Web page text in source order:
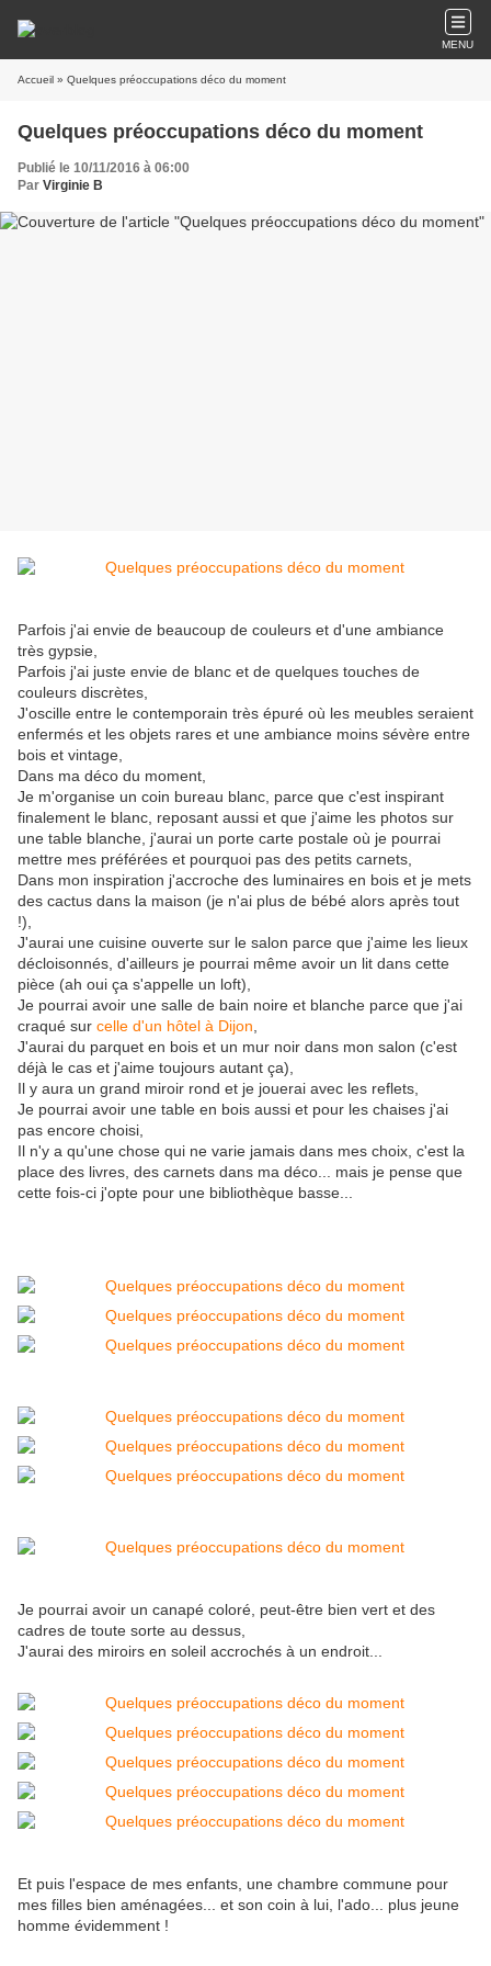
MENU
Accueil » Quelques préoccupations déco du moment
Quelques préoccupations déco du moment
Publié le 10/11/2016 à 06:00
Par Virginie B
Parfois j'ai envie de beaucoup de couleurs et d'une ambiance
très gypsie,
Parfois j'ai juste envie de blanc et de quelques touches de
couleurs discrètes,
J'oscille entre le contemporain très épuré où les meubles seraient
enfermés et les objets rares et une ambiance moins sévère entre
bois et vintage,
Dans ma déco du moment,
Je m'organise un coin bureau blanc, parce que c'est inspirant
finalement le blanc, reposant aussi et que j'aime les photos sur
une table blanche, j'aurai un porte carte postale où je pourrai
mettre mes préférées et pourquoi pas des petits carnets,
Dans mon inspiration j'accroche des luminaires en bois et je mets
des cactus dans la maison (je n'ai plus de bébé alors après tout
!),
J'aurai une cuisine ouverte sur le salon parce que j'aime les lieux
décloisonnés, d'ailleurs je pourrai même avoir un lit dans cette
pièce (ah oui ça s'appelle un loft),
Je pourrai avoir une salle de bain noire et blanche parce que j'ai
craqué sur celle d'un hôtel à Dijon
J'aurai du parquet en bois et un mur noir dans mon salon (c'est
déjà le cas et j'aime toujours autant ça),
Il y aura un grand miroir rond et je jouerai avec les reflets,
Je pourrai avoir une table en bois aussi et pour les chaises j'ai
pas encore choisi,
Il n'y a qu'une chose qui ne varie jamais dans mes choix, c'est la
place des livres, des carnets dans ma déco... mais je pense que
cette fois-ci j'opte pour une bibliothèque basse...
Je pourrai avoir un canapé coloré, peut-être bien vert et des
cadres de toute sorte au dessus,
J'aurai des miroirs en soleil accrochés à un endroit...
Et puis l'espace de mes enfants, une chambre commune pour
mes filles bien aménagées... et son coin à lui, l'ado... plus jeune
homme évidemment !